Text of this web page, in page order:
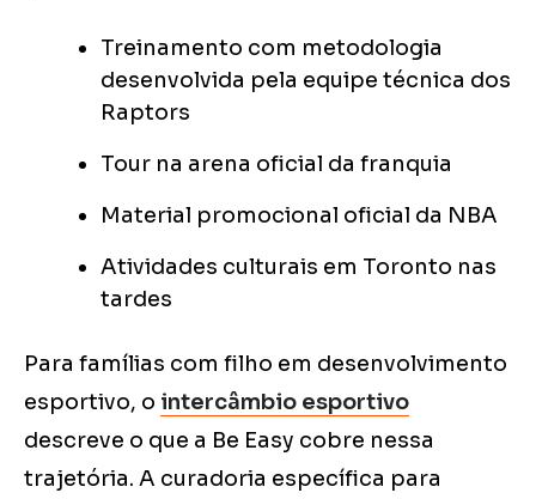
Treinamento com metodologia
desenvolvida pela equipe técnica dos
Raptors
Tour na arena oficial da franquia
Material promocional oficial da NBA
Atividades culturais em Toronto nas
tardes
Para famílias com filho em desenvolvimento
esportivo, o intercâmbio esportivo
descreve o que a Be Easy cobre nessa
trajetória. A curadoria específica para